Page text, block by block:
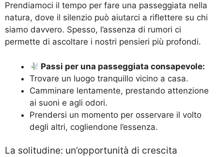
Prendiamoci il tempo per fare una passeggiata nella
natura, dove il silenzio può aiutarci a riflettere su chi
siamo davvero. Spesso, l’assenza di rumori ci
permette di ascoltare i nostri pensieri più profondi.
Passi per una passeggiata consapevole:
Trovare un luogo tranquillo vicino a casa.
Camminare lentamente, prestando attenzione
ai suoni e agli odori.
Prendersi un momento per osservare il volto
degli altri, cogliendone l’essenza.
La solitudine: un’opportunità di crescita